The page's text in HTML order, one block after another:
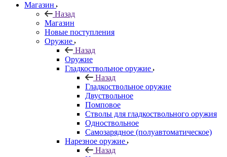
Магазин
Назад
Магазин
Новые поступления
Оружие
Назад
Оружие
Гладкоствольное оружие
Назад
Гладкоствольное оружие
Двуствольное
Помповое
Стволы для гладкоствольного оружия
Одноствольное
Самозарядное (полуавтоматическое)
Нарезное оружие
Назад